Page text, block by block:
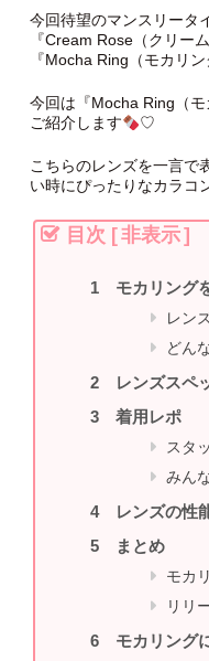
今回待望のマンスリータ
『Cream Rose（クリー
『Mocha Ring（モカリ
今回は『Mocha Ring（
ご紹介します
♡
こちらのレンズを一言で
い時にぴったりなカラコ
目次 [非表示]
モカリング
レン
どん
レンズスペ
着用レポ
スタ
みん
レンズの性
まとめ
モカ
リリ
モカリング